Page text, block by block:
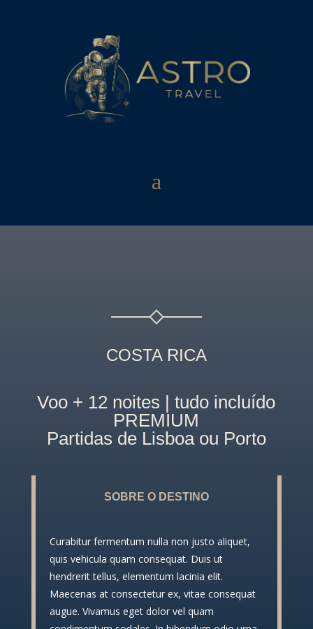
COSTA RICA
Voo + 12 noites | tudo incluído
PREMIUM
Partidas de Lisboa ou Porto
SOBRE O DESTINO
Curabitur fermentum nulla non justo aliquet,
quis vehicula quam consequat. Duis ut
hendrerit tellus, elementum lacinia elit.
Maecenas at consectetur ex, vitae consequat
augue. Vivamus eget dolor vel quam